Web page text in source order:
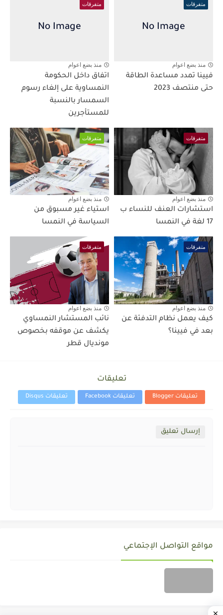
متفرقات
منذ بضع اعوام
فيينا تمدد مساعدة الطاقة
حتى منتصف 2023
متفرقات
منذ بضع اعوام
اتفاق داخل الحكومة
النمساوية على إلغاء رسوم
السمسار بالنسبة
للمستأجرين
متفرقات
منذ بضع اعوام
استشارات العنف للنساء ب
17 لغة في النمسا
متفرقات
منذ بضع اعوام
استياء غير مسبوق من
السياسة في النمسا
متفرقات
منذ بضع اعوام
كيف يعمل نظام التدفئة عن
بعد في فيينا؟
متفرقات
منذ بضع اعوام
نائب المستشار النمساوي
يكشف عن موقفه بخصوص
مونديال قطر
تعليقات
تعليقات Blogger تعليقات Facebook تعليقات Disqus
إرسال تعليق
مواقع التواصل الإجتماعي